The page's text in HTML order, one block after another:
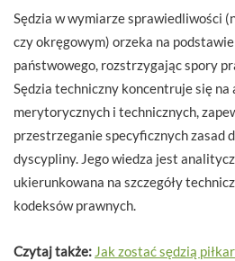
Sędzia w wymiarze sprawiedliwości
czy okręgowym) orzeka na
państwowego, rozstrzygając spory
Sędzia techniczny koncentruje się na
merytorycznych i technicznych,
przestrzeganie specyficznych zasad
dyscypliny. Jego wiedza jest
ukierunkowana na szczegóły
kodeksów prawnych.
Czytaj także: Jak zostać sędzią